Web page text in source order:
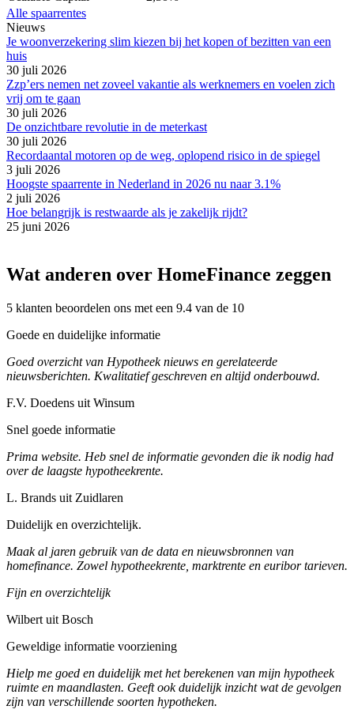
Alle spaarrentes
Nieuws
Je woonverzekering slim kiezen bij het kopen of bezitten van een
huis
30 juli 2026
Zzp’ers nemen net zoveel vakantie als werknemers en voelen zich
vrij om te gaan
30 juli 2026
De onzichtbare revolutie in de meterkast
30 juli 2026
Recordaantal motoren op de weg, oplopend risico in de spiegel
3 juli 2026
Hoogste spaarrente in Nederland in 2026 nu naar 3.1%
2 juli 2026
Hoe belangrijk is restwaarde als je zakelijk rijdt?
25 juni 2026
Wat anderen over HomeFinance zeggen
5 klanten beoordelen ons met een 9.4 van de 10
Goede en duidelijke informatie
Goed overzicht van Hypotheek nieuws en gerelateerde
nieuwsberichten. Kwalitatief geschreven en altijd onderbouwd.
F.V. Doedens uit Winsum
Snel goede informatie
Prima website. Heb snel de informatie gevonden die ik nodig had
over de laagste hypotheekrente.
L. Brands uit Zuidlaren
Duidelijk en overzichtelijk.
Maak al jaren gebruik van de data en nieuwsbronnen van
homefinance. Zowel hypotheekrente, marktrente en euribor tarieven.
Fijn en overzichtelijk
Wilbert uit Bosch
Geweldige informatie voorziening
Hielp me goed en duidelijk met het berekenen van mijn hypotheek
ruimte en maandlasten. Geeft ook duidelijk inzicht wat de gevolgen
zijn van verschillende soorten hypotheken.